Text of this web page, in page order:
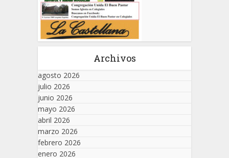
Archivos
agosto 2026
julio 2026
junio 2026
mayo 2026
abril 2026
marzo 2026
febrero 2026
enero 2026